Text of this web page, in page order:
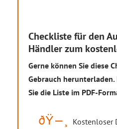
Checkliste für den
Händler zum
Gerne können Sie diese
Gebrauch
Sie die Liste im PDF-
Kostenloser